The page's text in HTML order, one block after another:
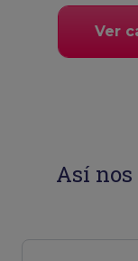
Ver
Así